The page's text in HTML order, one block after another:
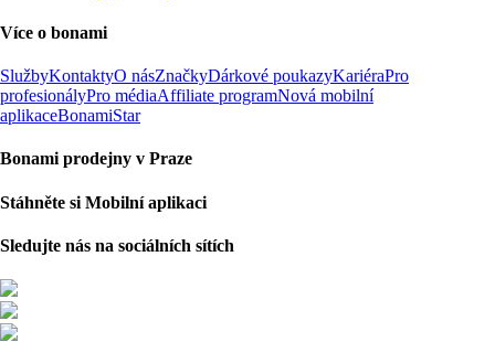
Více o bonami
SlužbyKontaktyO násZnačkyDárkové poukazyKariéraPro
profesionályPro médiaAffiliate programNová mobilní
aplikaceBonamiStar
Bonami prodejny v Praze
Stáhněte si Mobilní aplikaci
Sledujte nás na sociálních sítích